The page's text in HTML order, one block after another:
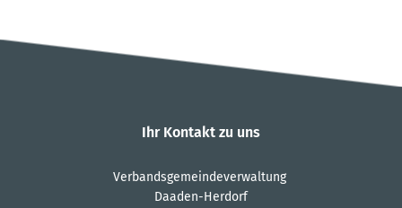
Ihr Kontakt zu uns
Verbandsgemeindeverwaltung
Daaden-Herdorf